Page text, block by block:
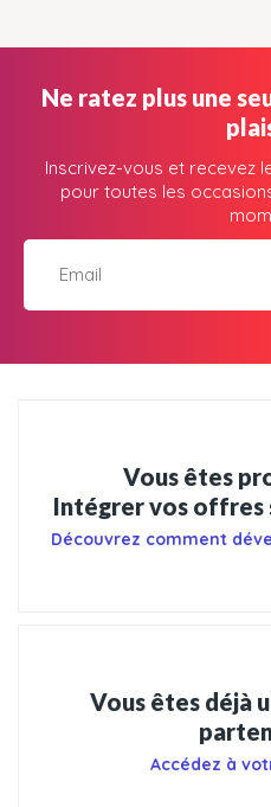
Ne ratez plus une
Inscrivez-vous et recevez
pour toutes les
Vous êtes
Intégrer vos offres
Découvrez comment
Vous êtes déjà
Accédez à